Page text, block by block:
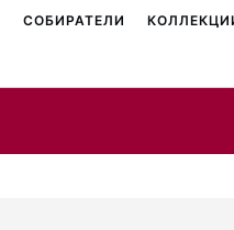
СОБИРАТЕЛИ